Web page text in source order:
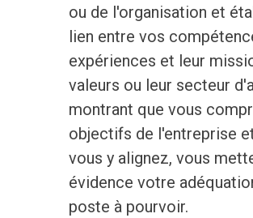
ou de l'organisation et
lien entre vos
expériences et leur
valeurs ou leur secteur
montrant que vous
objectifs de l'entreprise
vous y alignez, vous
évidence votre
poste à pourvoir.